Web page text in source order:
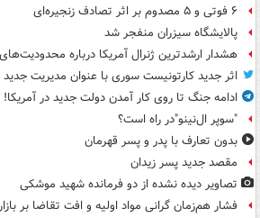
۶ فوتی و ۵ مصدوم بر اثر تصادف زنجیره‌ای
پالایشگاه سیزران منفجر شد
هشدار ارشدترین ژنرال آمریکا درباره
اثر جدید کارتونیست سوری با عنوان مدیریت
ادامه جنگ تا روی کار آمدن دولت جدید در آمریکا!
"سوپر ال‌نینو"در راه است؟
بدون تعارف با پدر و پسر قهرمان
مقصد جدید پسر زیدان
تصاویر دیده‌ نشده از دو فرمانده شهید موشکی
فشار هم‌زمان گرانی مواد اولیه و افت تقاضا بر